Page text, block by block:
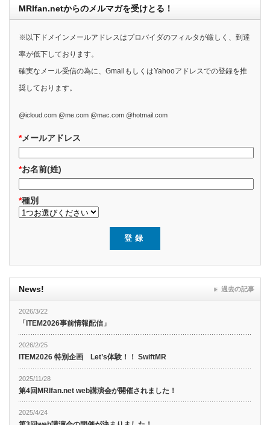
MRIfan.netからのメルマガを受けとる！
※以下ドメインメールアドレスはプロバイダのフィルタが厳しく、到達
率が低下しております。
確実なメール受信の為に、GmailもしくはYahooアドレスでの登録を推
奨しております。
@icloud.com @me.com @mac.com @hotmail.com
*メールアドレス
*お名前(姓)
*種別
News!
2026/3/22
「ITEM2026事前情報配信」
2026/2/25
ITEM2026 特別企画 Let’s体験！！ SwiftMR
2025/11/28
第4回MRIfan.net web講演会が開催されました！
2025/4/24
過去の記事